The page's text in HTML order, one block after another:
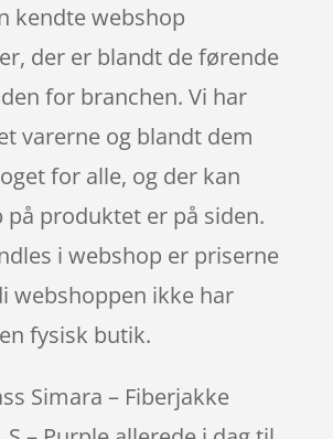
kendte webshop
der er blandt de førende
for branchen. Vi har
varerne og blandt dem
for alle, og der kan
på produktet er på siden.
i webshop er priserne
webshoppen ikke har
fysisk butik.
Simara – Fiberjakke